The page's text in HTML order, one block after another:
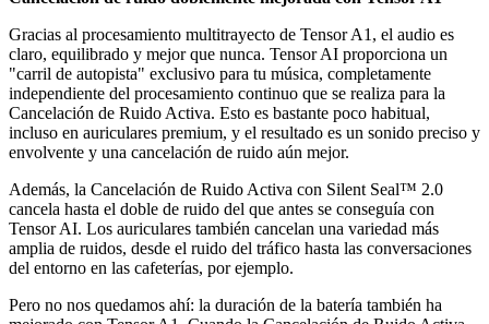
Gracias al procesamiento multitrayecto de Tensor A1, el audio es
claro, equilibrado y mejor que nunca. Tensor AI proporciona un
"carril de autopista" exclusivo para tu música, completamente
independiente del procesamiento continuo que se realiza para la
Cancelación de Ruido Activa. Esto es bastante poco habitual,
incluso en auriculares premium, y el resultado es un sonido preciso y
envolvente y una cancelación de ruido aún mejor.
Además, la Cancelación de Ruido Activa con Silent Seal™ 2.0
cancela hasta el doble de ruido del que antes se conseguía con
Tensor AI. Los auriculares también cancelan una variedad más
amplia de ruidos, desde el ruido del tráfico hasta las conversaciones
del entorno en las cafeterías, por ejemplo.
Pero no nos quedamos ahí: la duración de la batería también ha